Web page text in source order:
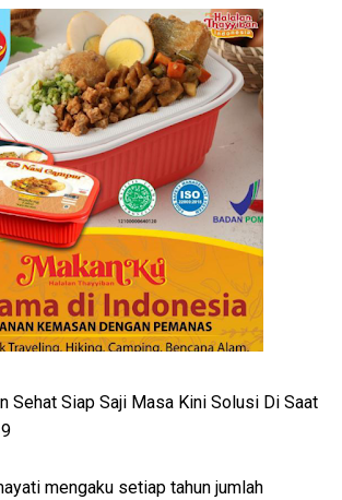
Sehat Siap Saji Masa Kini Solusi Di Saat
mengaku setiap tahun jumlah